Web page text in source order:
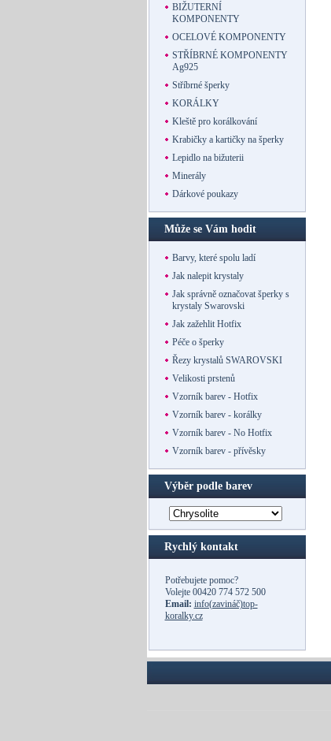
BIŽUTERNÍ
KOMPONENTY
OCELOVÉ KOMPONENTY
STŘÍBRNÉ KOMPONENTY
Ag925
Stříbrné šperky
KORÁLKY
Kleště pro korálkování
Krabičky a kartičky na šperky
Lepidlo na bižuterii
Minerály
Dárkové poukazy
Může se Vám hodit
Barvy, které spolu ladí
Jak nalepit krystaly
Jak správně označovat šperky s
krystaly Swarovski
Jak zažehlit Hotfix
Péče o šperky
Řezy krystalů SWAROVSKI
Velikosti prstenů
Vzorník barev - Hotfix
Vzorník barev - korálky
Vzorník barev - No Hotfix
Vzorník barev - přívěsky
Výběr podle barev
Rychlý kontakt
Potřebujete pomoc?
Volejte 00420 774 572 500
Email: info(zavináč)top-
koralky.cz